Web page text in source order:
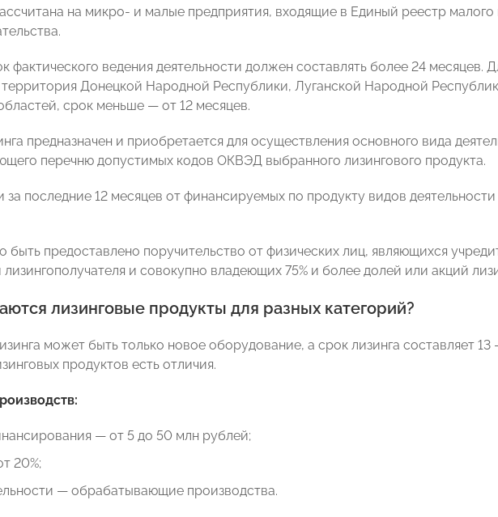
на микро- и малые предприятия, входящие в Единый реестр малого
фактического ведения деятельности должен составлять более 24 месяцев.
территория Донецкой Народной Республики, Луганской Народной
срок меньше — от 12 месяцев.
предназначен и приобретается для осуществления основного вида
перечню допустимых кодов ОКВЭД выбранного лизингового продукта.
за последние 12 месяцев от финансируемых по продукту видов
быть предоставлено поручительство от физических лиц, являющихся
и совокупно владеющих 75% и более долей или акций
лизинговые продукты для разных категорий?
может быть только новое оборудование, а срок лизинга составляет 13
продуктов есть отличия.
— от 5 до 50 млн рублей;
20%;
— обрабатывающие производства.